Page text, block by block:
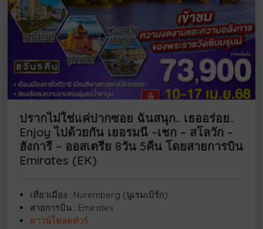
ปรากไม่ใช่แค่ปากซอย ฉันสนุก.. เธออร่อย..
Enjoy ไปด้วยกัน เยอรมนี –เชก – สโลวัก –
ฮังการี – ออสเตรีย 8วัน 5คืน โดยสายการบิน
Emirates (EK)
เที่ยวเมือง : Nuremberg (นูเรมเบิร์ก)
สายการบิน : Emirates
ดาวน์โหลดทัวร์